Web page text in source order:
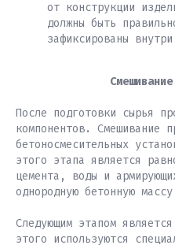
от конструкции
должны быть
зафиксированы
После подготовки сырья
компонентов. Смешивание
бетоносмесительных
этого этапа является
цемента, воды и
однородную бетонную
Следующим этапом
этого используются